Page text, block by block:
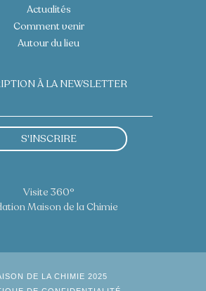
Actualités
Comment venir
Autour du lieu
À LA NEWSLETTER
S'INSCRIRE
Visite 360°
Maison de la Chimie
DE LA CHIMIE 2025